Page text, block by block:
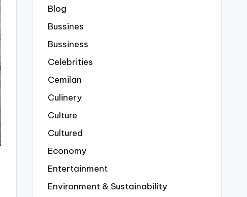
Blog
Bussines
Bussiness
Celebrities
Cemilan
Culinery
Culture
Cultured
Economy
Entertainment
Environment & Sustainability